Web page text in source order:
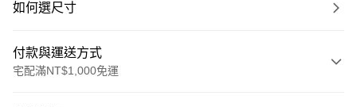
如何選尺寸
付款與運送方式
宅配滿NT$1,000免運